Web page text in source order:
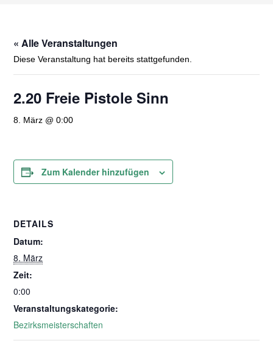
« Alle Veranstaltungen
Diese Veranstaltung hat bereits stattgefunden.
2.20 Freie Pistole Sinn
8. März @ 0:00
Zum Kalender hinzufügen
DETAILS
Datum:
8. März
Zeit:
0:00
Veranstaltungskategorie:
Bezirksmeisterschaften